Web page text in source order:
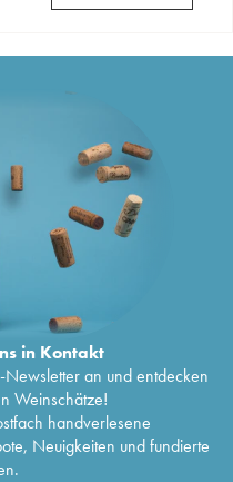
in Kontakt
an und entdecken
Weinschätze!
handverlesene
Neuigkeiten und fundierte